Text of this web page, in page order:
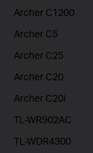
Archer C1200
Archer C5
Archer C25
Archer C20
Archer C20i
TL-WR902AC
TL-WDR4300